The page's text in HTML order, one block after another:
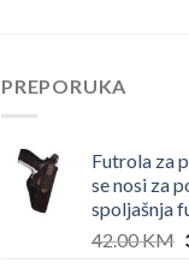
PREPORUKA
Futrola za
se nosi za
spoljašnja
42.00KM